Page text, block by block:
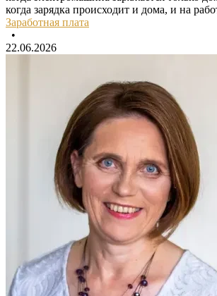
когда зарядка происходит и дома, и на
Заработная плата
•
22.06.2026